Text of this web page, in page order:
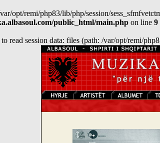
opt/remi/php83/lib/php/session/
public_html/main.php on line 9
read session data: files (path: /var/opt/remi/